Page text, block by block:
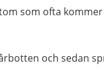
som ofta
och sedan